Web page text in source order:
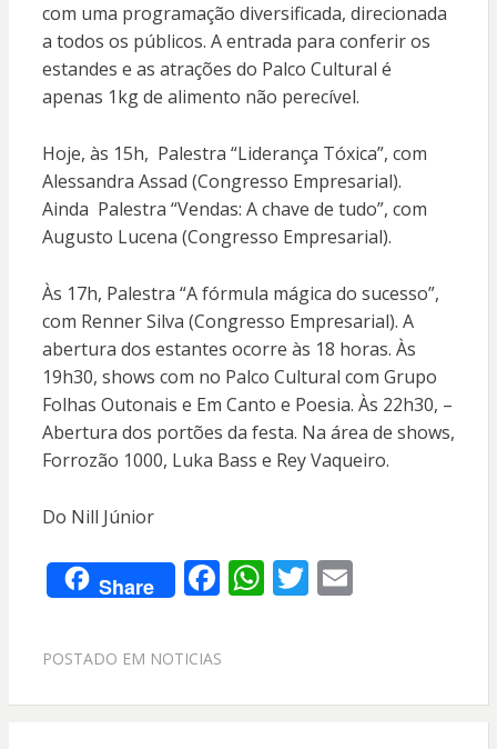
com uma programação diversificada, direcionada
a todos os públicos. A entrada para conferir os
estandes e as atrações do Palco Cultural é
apenas 1kg de alimento não perecível.
Hoje, às 15h, Palestra “Liderança Tóxica”, com
Alessandra Assad (Congresso Empresarial).
Ainda Palestra “Vendas: A chave de tudo”, com
Augusto Lucena (Congresso Empresarial).
Às 17h, Palestra “A fórmula mágica do sucesso”,
com Renner Silva (Congresso Empresarial). A
abertura dos estantes ocorre às 18 horas. Às
19h30, shows com no Palco Cultural com Grupo
Folhas Outonais e Em Canto e Poesia. Às 22h30, –
Abertura dos portões da festa. Na área de shows,
Forrozão 1000, Luka Bass e Rey Vaqueiro.
Do Nill Júnior
Share F
e
o
W
A
T E
POSTADO EM NOTICIAS